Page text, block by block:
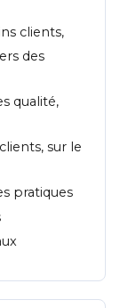
clients,
des
qualité,
sur le
pratiques